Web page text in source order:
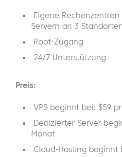
Eigene
Servern an 3
Root-Zugang
24/7 Unterstützung
Preis:
VPS beginnt bei: $59
Dedizierter Server
Monat
Cloud-Hosting beginnt